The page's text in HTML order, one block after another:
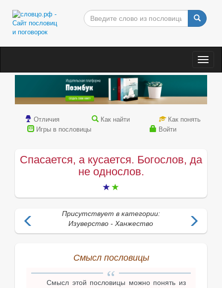
Отличия Как найти
Как понять
Игры в пословицы
Войти
Спасается, а кусается. Богослов, да
не однослов.
Присутствует в категории:
Изуверство - Ханжество
Смысл пословицы
Смысл этой пословицы можно понять из